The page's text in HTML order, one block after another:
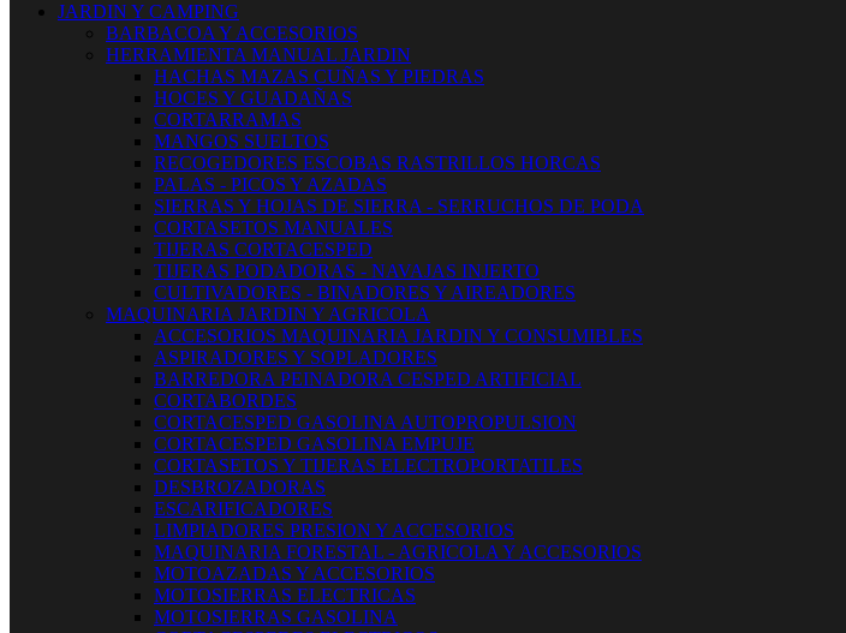
JARDIN Y CAMPING
BARBACOA Y ACCESORIOS
HERRAMIENTA MANUAL JARDIN
HACHAS MAZAS CUÑAS Y PIEDRAS
HOCES Y GUADAÑAS
CORTARRAMAS
MANGOS SUELTOS
RECOGEDORES ESCOBAS RASTRILLOS HORCAS
PALAS - PICOS Y AZADAS
SIERRAS Y HOJAS DE SIERRA - SERRUCHOS DE PODA
CORTASETOS MANUALES
TIJERAS CORTACESPED
TIJERAS PODADORAS - NAVAJAS INJERTO
CULTIVADORES - BINADORES Y AIREADORES
MAQUINARIA JARDIN Y AGRICOLA
ACCESORIOS MAQUINARIA JARDIN Y CONSUMIBLES
ASPIRADORES Y SOPLADORES
BARREDORA PEINADORA CESPED ARTIFICIAL
CORTABORDES
CORTACESPED GASOLINA AUTOPROPULSION
CORTACESPED GASOLINA EMPUJE
CORTASETOS Y TIJERAS ELECTROPORTATILES
DESBROZADORAS
ESCARIFICADORES
LIMPIADORES PRESION Y ACCESORIOS
MAQUINARIA FORESTAL - AGRICOLA Y ACCESORIOS
MOTOAZADAS Y ACCESORIOS
MOTOSIERRAS ELECTRICAS
MOTOSIERRAS GASOLINA